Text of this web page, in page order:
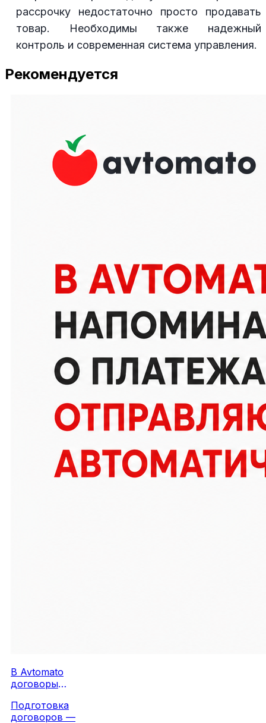
рассрочку недостаточно просто продавать
товар. Необходимы также надежный
контроль и современная система управления.
Рекомендуется
В Avtomato
договоры
автоматически:
работайте
Подготовка
договоров —